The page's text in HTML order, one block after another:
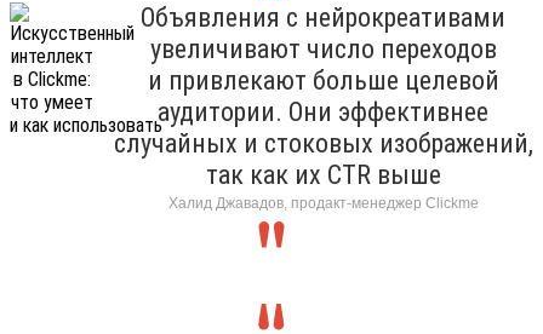
Объявления с нейрокреативами
увеличивают число переходов
и привлекают больше целевой
аудитории. Они эффективнее
случайных и стоковых изображений,
так как их CTR выше
Халид Джавадов, продакт-менеджер Clickme